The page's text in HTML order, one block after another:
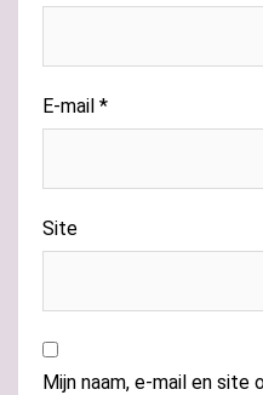
E-mail *
Site
Mijn naam, e-mail en site